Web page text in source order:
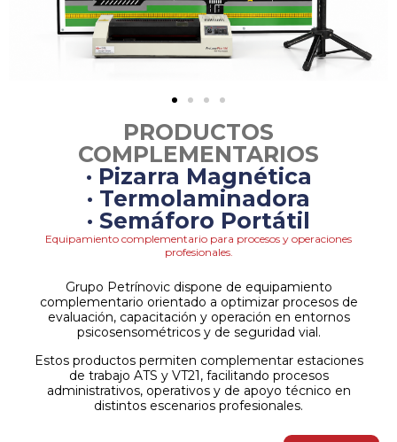
PRODUCTOS
COMPLEMENTARIOS
· Pizarra Magnética
· Termolaminadora
· Semáforo Portátil
Equipamiento complementario para procesos y operaciones
profesionales.
Grupo Petrínovic dispone de equipamiento
complementario orientado a optimizar procesos de
evaluación, capacitación y operación en entornos
psicosensométricos y de seguridad vial.
Estos productos permiten complementar estaciones
de trabajo ATS y VT21, facilitando procesos
administrativos, operativos y de apoyo técnico en
distintos escenarios profesionales.